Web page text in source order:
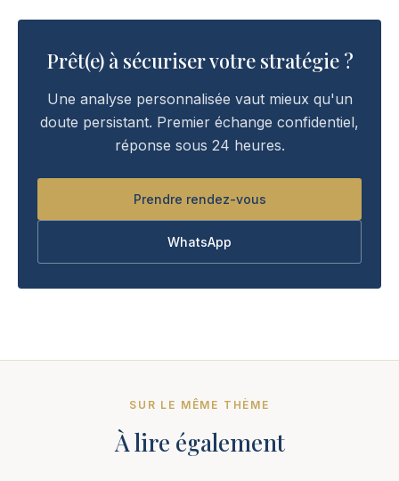
Prêt(e) à sécuriser votre stratégie ?
Une analyse personnalisée vaut mieux qu'un
doute persistant. Premier échange confidentiel,
réponse sous 24 heures.
Prendre rendez-vous
WhatsApp
SUR LE MÊME THÈME
À lire également